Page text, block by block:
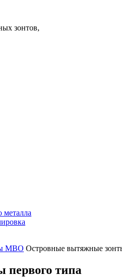
зонтов,
металла
МВО Островные вытяжные
типа